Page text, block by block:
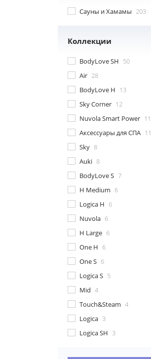
Сауны и Хамамы 203
Коллекции
BodyLove SH 50
Air 28
BodyLove H 13
Sky Corner 12
Nuvola Smart Power 11
Аксессуары для СПА 11
Sky 8
Auki 8
BodyLove S 7
H Medium 6
Logica H 6
Nuvola 6
H Large 6
One H 6
One S 6
Logica S 5
Mid 4
Touch&Steam 4
Logica 3
Logica SH 3